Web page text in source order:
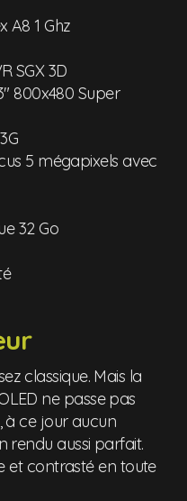
A8 1 Ghz
SGX 3D
800x480 Super
5 mégapixels avec
32 Go
classique. Mais la
ne passe pas
à ce jour aucun
rendu aussi parfait.
et contrasté en toute